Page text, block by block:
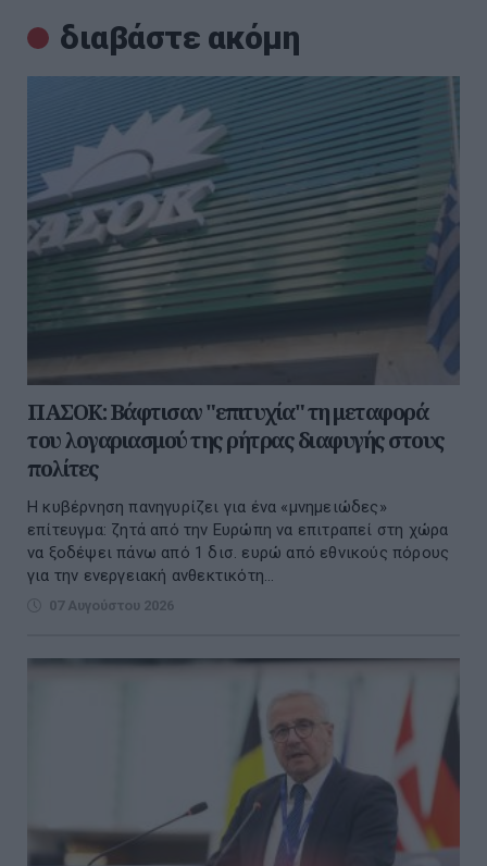
διαβάστε ακόμη
ΠΑΣΟΚ: Βάφτισαν "επιτυχία" τη μεταφορά
του λογαριασμού της ρήτρας διαφυγής στους
πολίτες
Η κυβέρνηση πανηγυρίζει για ένα «μνημειώδες»
επίτευγμα: ζητά από την Ευρώπη να επιτραπεί στη χώρα
να ξοδέψει πάνω από 1 δισ. ευρώ από εθνικούς πόρους
για την ενεργειακή ανθεκτικότη...
07 Αυγούστου 2026